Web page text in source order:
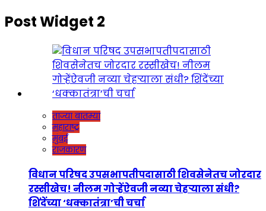
Post Widget 2
ताज्या बातम्या
महाराष्ट्र
मुंबई
राजकारण
विधान परिषद उपसभापतीपदासाठी शिवसेनेतच जोरदार
रस्सीखेच! नीलम गोऱ्हेंऐवजी नव्या चेहऱ्याला संधी?
शिंदेंच्या ‘धक्कातंत्रा’ची चर्चा